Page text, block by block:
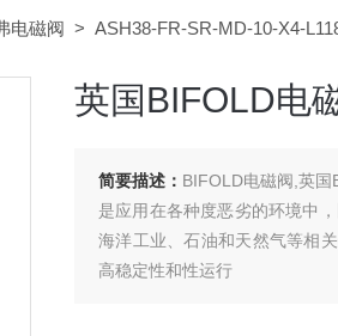
电磁阀 > ASH38-FR-SR-MD-10-X4-
英国BIFOLD电
简要描述： BIFOLD电磁阀,英
是应用在各种度恶劣的环境中
海洋工业、石油和天然气等相
高稳定性和性运行